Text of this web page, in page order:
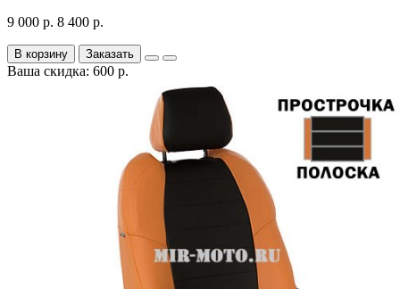
9 000 р. 8 400 р.
В корзину Заказать
Ваша скидка: 600 р.